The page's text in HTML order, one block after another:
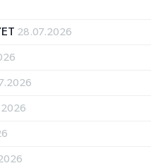
28.07.2026